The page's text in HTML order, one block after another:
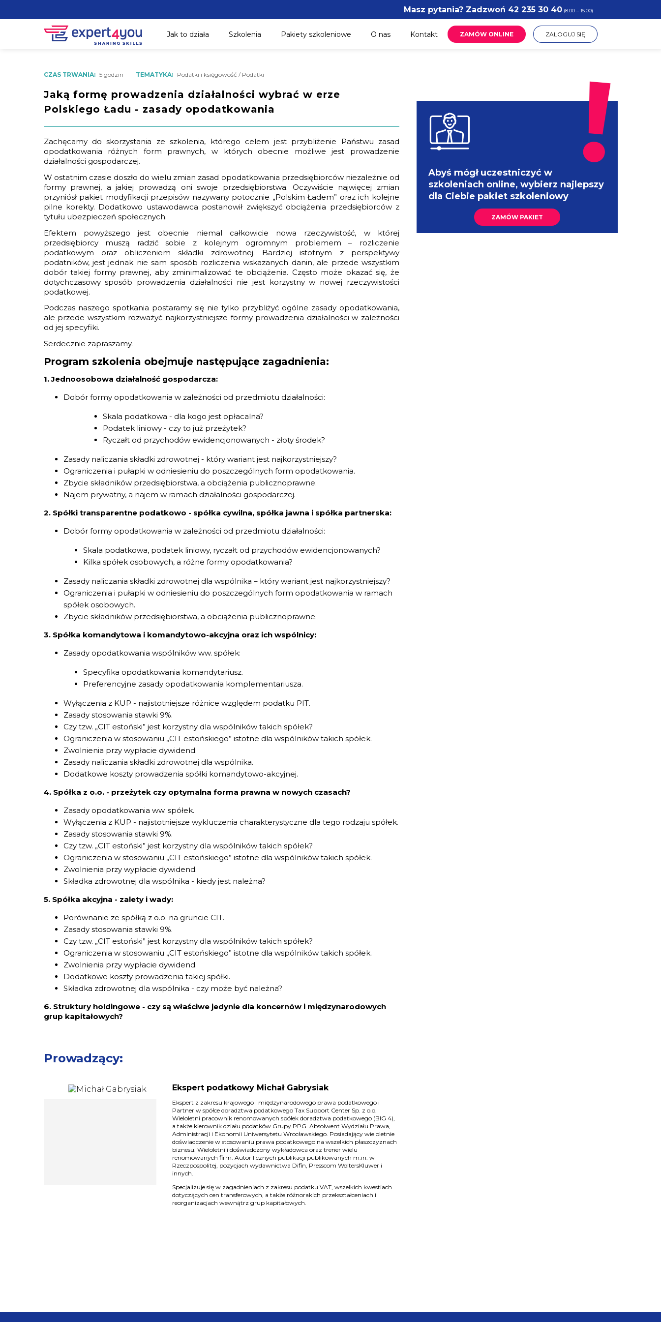
Masz pytania? Zadzwoń 42 235 30 40(8.00 – 15.00)
Jak to działa Szkolenia Pakiety szkoleniowe O nas Kontakt ZAMÓW ONLINE ZALOGUJ SIĘ
CZAS TRWANIA: 5 godzin TEMATYKA: Podatki i księgowość / Podatki
Jaką formę prowadzenia działalności wybrać w erze
Polskiego Ładu - zasady opodatkowania
Zachęcamy do skorzystania ze szkolenia, którego celem jest przybliżenie Państwu zasad
opodatkowania różnych form prawnych, w których obecnie możliwe jest prowadzenie
działalności gospodarczej.
W ostatnim czasie doszło do wielu zmian zasad opodatkowania przedsiębiorców niezależnie od
formy prawnej, a jakiej prowadzą oni swoje przedsiębiorstwa. Oczywiście najwięcej zmian
przyniósł pakiet modyfikacji przepisów nazywany potocznie „Polskim Ładem” oraz ich kolejne
pilne korekty. Dodatkowo ustawodawca postanowił zwiększyć obciążenia przedsiębiorców z
tytułu ubezpieczeń społecznych.
Efektem powyższego jest obecnie niemal całkowicie nowa rzeczywistość, w której
przedsiębiorcy muszą radzić sobie z kolejnym ogromnym problemem – rozliczenie
podatkowym oraz obliczeniem składki zdrowotnej. Bardziej istotnym z perspektywy
podatników, jest jednak nie sam sposób rozliczenia wskazanych danin, ale przede wszystkim
dobór takiej formy prawnej, aby zminimalizować te obciążenia. Często może okazać się, że
dotychczasowy sposób prowadzenia działalności nie jest korzystny w nowej rzeczywistości
podatkowej.
Podczas naszego spotkania postaramy się nie tylko przybliżyć ogólne zasady opodatkowania,
ale przede wszystkim rozważyć najkorzystniejsze formy prowadzenia działalności w zależności
od jej specyfiki.
Serdecznie zapraszamy.
Program szkolenia obejmuje następujące zagadnienia:
1. Jednoosobowa działalność gospodarcza:
Dobór formy opodatkowania w zależności od przedmiotu działalności:
Skala podatkowa - dla kogo jest opłacalna?
Podatek liniowy - czy to już przeżytek?
Ryczałt od przychodów ewidencjonowanych - złoty środek?
Zasady naliczania składki zdrowotnej - który wariant jest najkorzystniejszy?
Ograniczenia i pułapki w odniesieniu do poszczególnych form opodatkowania.
Zbycie składników przedsiębiorstwa, a obciążenia publicznoprawne.
Najem prywatny, a najem w ramach działalności gospodarczej.
2. Spółki transparentne podatkowo - spółka cywilna, spółka jawna i spółka partnerska:
Dobór formy opodatkowania w zależności od przedmiotu działalności:
Skala podatkowa, podatek liniowy, ryczałt od przychodów ewidencjonowanych?
Kilka spółek osobowych, a różne formy opodatkowania?
Zasady naliczania składki zdrowotnej dla wspólnika – który wariant jest najkorzystniejszy?
Ograniczenia i pułapki w odniesieniu do poszczególnych form opodatkowania w ramach
spółek osobowych.
Zbycie składników przedsiębiorstwa, a obciążenia publicznoprawne.
3. Spółka komandytowa i komandytowo-akcyjna oraz ich wspólnicy:
Zasady opodatkowania wspólników ww. spółek:
Specyfika opodatkowania komandytariusz.
Preferencyjne zasady opodatkowania komplementariusza.
Wyłączenia z KUP - najistotniejsze różnice względem podatku PIT.
Zasady stosowania stawki 9%.
Czy tzw. „CIT estoński” jest korzystny dla wspólników takich spółek?
Ograniczenia w stosowaniu „CIT estońskiego” istotne dla wspólników takich spółek.
Zwolnienia przy wypłacie dywidend.
Zasady naliczania składki zdrowotnej dla wspólnika.
Dodatkowe koszty prowadzenia spółki komandytowo-akcyjnej.
4. Spółka z o.o. - przeżytek czy optymalna forma prawna w nowych czasach?
Zasady opodatkowania ww. spółek.
Wyłączenia z KUP - najistotniejsze wykluczenia charakterystyczne dla tego rodzaju spółek.
Zasady stosowania stawki 9%.
Czy tzw. „CIT estoński” jest korzystny dla wspólników takich spółek?
Ograniczenia w stosowaniu „CIT estońskiego” istotne dla wspólników takich spółek.
Zwolnienia przy wypłacie dywidend.
Składka zdrowotnej dla wspólnika - kiedy jest należna?
5. Spółka akcyjna - zalety i wady:
Porównanie ze spółką z o.o. na gruncie CIT.
Zasady stosowania stawki 9%.
Czy tzw. „CIT estoński” jest korzystny dla wspólników takich spółek?
Ograniczenia w stosowaniu „CIT estońskiego” istotne dla wspólników takich spółek.
Zwolnienia przy wypłacie dywidend.
Dodatkowe koszty prowadzenia takiej spółki.
Składka zdrowotnej dla wspólnika - czy może być należna?
6. Struktury holdingowe - czy są właściwe jedynie dla koncernów i międzynarodowych
grup kapitałowych?
Prowadzący:
Ekspert podatkowy Michał Gabrysiak
Ekspert z zakresu krajowego i międzynarodowego prawa podatkowego i
Partner w spółce doradztwa podatkowego Tax Support Center Sp. z o.o.
Wieloletni pracownik renomowanych spółek doradztwa podatkowego (BIG 4),
a także kierownik działu podatków Grupy PPG. Absolwent Wydziału Prawa,
Administracji i Ekonomii Uniwersytetu Wrocławskiego. Posiadający wieloletnie
doświadczenie w stosowaniu prawa podatkowego na wszelkich płaszczyznach
biznesu. Wieloletni i doświadczony wykładowca oraz trener wielu
renomowanych firm. Autor licznych publikacji publikowanych m.in. w
Rzeczpospolitej, pozycjach wydawnictwa Difin, Presscom WoltersKluwer i
innych.
Specjalizuje się w zagadnieniach z zakresu podatku VAT, wszelkich kwestiach
dotyczących cen transferowych, a także różnorakich przekształceniach i
reorganizacjach wewnątrz grup kapitałowych.
Abyś mógł uczestniczyć w
szkoleniach online, wybierz najlepszy
dla Ciebie pakiet szkoleniowy
ZAMÓW PAKIET